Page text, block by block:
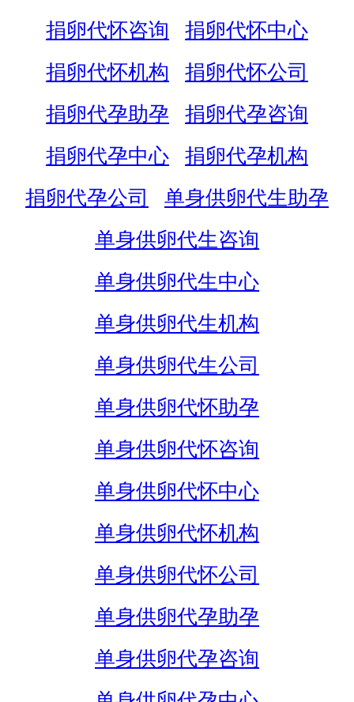
捐卵代怀咨询
捐卵代怀中心
捐卵代怀机构
捐卵代怀公司
捐卵代孕助孕
捐卵代孕咨询
捐卵代孕中心
捐卵代孕机构
捐卵代孕公司
单身供卵代生助孕
单身供卵代生咨询
单身供卵代生中心
单身供卵代生机构
单身供卵代生公司
单身供卵代怀助孕
单身供卵代怀咨询
单身供卵代怀中心
单身供卵代怀机构
单身供卵代怀公司
单身供卵代孕助孕
单身供卵代孕咨询